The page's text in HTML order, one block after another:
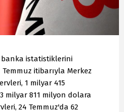
banka istatistiklerini
Temmuz itibarıyla Merkez
1 milyar 415
milyar 811 milyon dolara
24 Temmuz'da 62